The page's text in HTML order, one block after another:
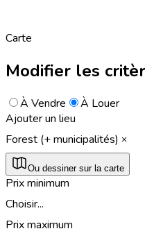
Carte
Modifier les
À Vendre
À Louer
Ajouter un lieu
Forest (+ municipalités)
Ou dessiner sur la carte
Prix minimum
Choisir...
Prix maximum